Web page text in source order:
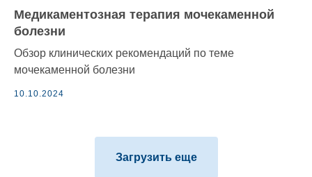
Медикаментозная терапия мочекаменной
болезни
Обзор клинических рекомендаций по теме
мочекаменной болезни
10.10.2024
Загрузить еще